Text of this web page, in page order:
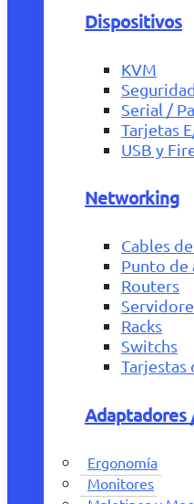
Dispositivos
KVM
Serial /
Tarjetas
USB y
Networking
Cables
Punto de
Routers
Racks
Switchs
Tarjestas
Adaptadores
Ergonomía
Monitores